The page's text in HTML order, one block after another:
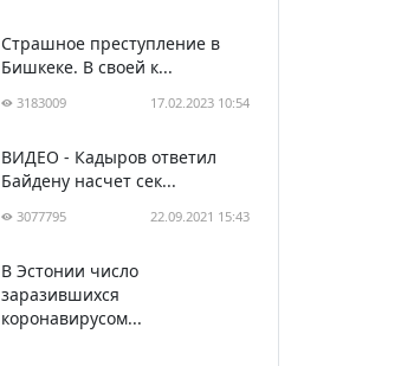
Страшное преступление в
Бишкеке. В своей к...
3183009 17.02.2023 10:54
ВИДЕО - Кадыров ответил
Байдену насчет сек...
3077795 22.09.2021 15:43
В Эстонии число
заразившихся
коронавирусом...